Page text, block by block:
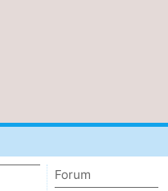
Forum